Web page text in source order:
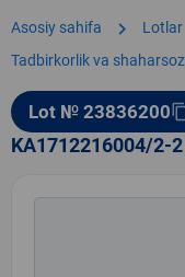
Asosiy sahifa chevron_right Lotlar
Tadbirkorlik va
Lot № 23836200
KA1712216004/2-